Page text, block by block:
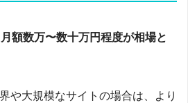
額数万〜数十万円程度が相場と
や大規模なサイトの場合は、より